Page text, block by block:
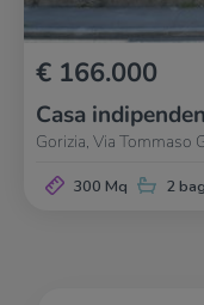
€ 166.000
Casa
Gorizia, Via Tommaso
300 Mq 2